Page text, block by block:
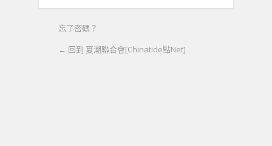
忘了密碼？
← 回到 夏潮聯合會[Chinatide點Net]